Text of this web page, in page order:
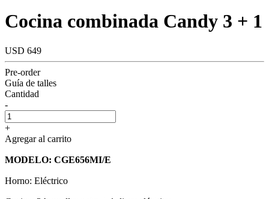
Cocina combinada Candy 3 + 1
USD 649
Pre-order
Guía de talles
Cantidad
-
+
Agregar al carrito
MODELO: CGE656MI/E
Horno: Eléctrico